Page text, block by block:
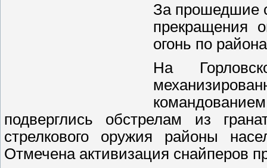
За прошедшие
прекращения
огонь по
На
подверглись обстрелам из
стрелкового оружия районы
Отмечена активизация снайперов